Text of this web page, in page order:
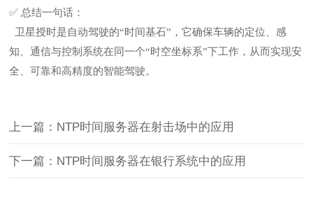
✅ 总结一句话：
卫星授时是自动驾驶的“时间基石”，它确保车辆的定位、感
知、通信与控制系统在同一个“时空坐标系”下工作，从而实现安
全、可靠和高精度的智能驾驶。
上一篇：NTP时间服务器在射击场中的应用
下一篇：NTP时间服务器在银行系统中的应用